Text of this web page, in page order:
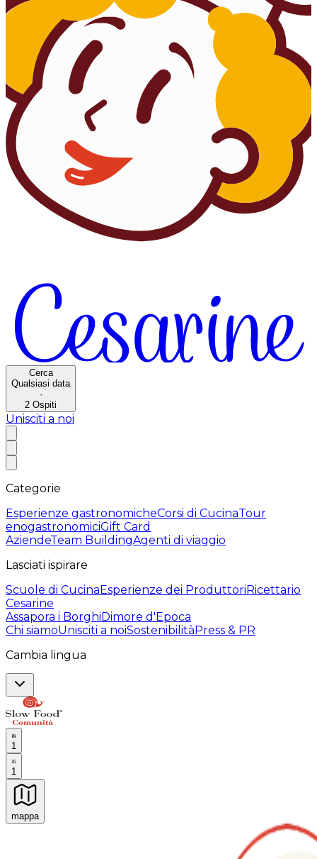
Cerca
Qualsiasi data
·
2 Ospiti
Unisciti a noi
Categorie
Esperienze gastronomicheCorsi di CucinaTour
enogastronomiciGift Card
AziendeTeam BuildingAgenti di viaggio
Lasciati ispirare
Scuole di CucinaEsperienze dei ProduttoriRicettario
Cesarine
Assapora i BorghiDimore d'Epoca
Chi siamoUnisciti a noiSostenibilitàPress & PR
Cambia lingua
1
1
mappa
Esperienze culinarie indimenticabili: Esperienze